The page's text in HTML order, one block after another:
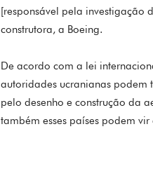
[responsável pela investigação
construtora, a Boeing.
De acordo com a lei
autoridades ucranianas podem
pelo desenho e construção da
também esses países podem